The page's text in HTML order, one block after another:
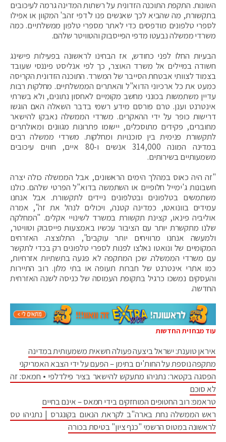
השונות. התקפת התוכנה הזדונית על רשתות המדינה גרמה לעיכובים
בתקשורת, מה שהביא לכך שאנשים פנו ל'דפי זהב' המקוון או אפילו
לספרי טלפונים מודפסים כדי לאתר מספרי טלפון ממשלתיים. כמה
משרדי ממשלה נבעטו מדפי הפייסבוק והטוויטר שלהם.
הבעיות החלו לפני כחודש, אז הבחינו לראשונה בפעילות פישינג
חשודה במיילים אל משרד האוצר, כך לפי אנליסט פיננסי שעובד
בצמוד לצוותי אבטחת הסייבר של המשרד. התוכנה הזדונית הקריסה
כמעט את כל ארכיוני הדוא"ל והאתרים הממשלתיים. מחלקות רבות
עדיין משתמשות בכונני מחשב מקומיים לאחסון נתונים, ולא בשרתי
אינטרנט וענן. טרם פורסם מידע רשמי בדבר השאלה האם הוגשו
דרישות כופר על ידי ההאקרים. משרדי הממשלה נאבקו להישאר
מחוברים, פקידים מתוסכלים, יישומו פתרונות מגוונים ומאולתרים
לתקשורת פנימית בין סוכנויות ומחלקות. משרדי ממשלה רבים
במדינה המונה 314,000 אנשים ו-80 איים, חווים עיכובים
משמעותיים בשירותים.
"זה היה כאוס במהלך הימים הראשונים, אבל הממשלה כולה יצרה
חשבונות ג'ימייל חלופיים או השתמשה בדוא"ל הפרטי שלהם. כולנו
משתמשים בטלפונים ובטלפונים ניידים לתקשורת. אבל אנחנו
עמידים בוונואטו, כמדינה קטנה, ויכולים לנהל את זה", אמרה
אוליביה פינאו, קצינת תקשורת במשרד לשינויי אקלים. "המחלקה
שלנו מתקשרת יותר עם הציבור עכשיו באמצעות פייסבוק וטוויטר,
ולמעשה אנחנו מרוויחים יותר עוקבים", התלוצצה. האזרחים
המקומיים של ונואטו נאלצו לפנות לספרי טלפונים רק בכדי לתקשר
עם משרדי הממשלה. שכן המתקפה לא פגעה בתשתיות אזרחיות,
כמו אתרי אינטרנט של חברות תעופה או בתי מלון. רוב התיירות
והעסקים נמשכו כרגיל בתקופת העמוסה של כניסה לשנה האזרחית
החדשה.
עוד מבחזית החדשות
איראן טוענת: ישראל ביצעה פעולה חשאית משמעותית במדינה
מתקפה נוספת על החות'ים בתימן – הפעם על ידי הצבא האמריקני
הפסגה בקטאר: נתניהו מתעקש להישאר בציר פילדלפי • חמאס: זה
לא סוכם
טראמפ: רוב החטופים המוחזקים בידי חמאס – אינם בחיים
ראש הממשלה נחת בארה"ב לקראת הנאום בקונגרס | נתניהו טס
לראשונה במטוס הרשמי "כנף ציון" בטיסת בכורה